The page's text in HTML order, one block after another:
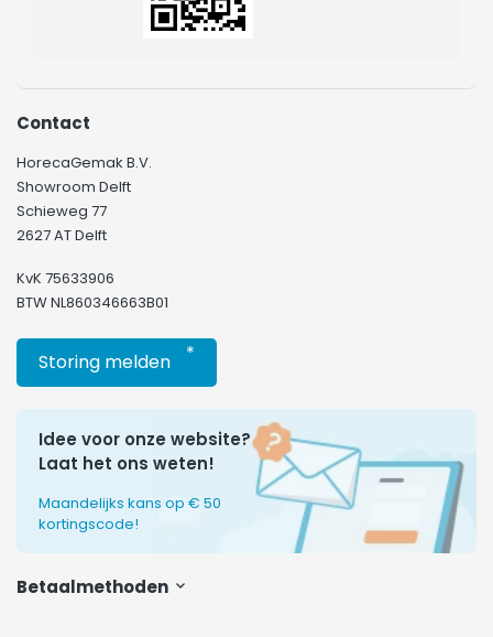
Contact
HorecaGemak B.V.
Showroom Delft
Schieweg 77
2627 AT Delft
KvK 75633906
BTW NL860346663B01
Storing melden *
Idee voor onze website?
Laat het ons weten!
Maandelijks kans op € 50
kortingscode!
Betaalmethoden